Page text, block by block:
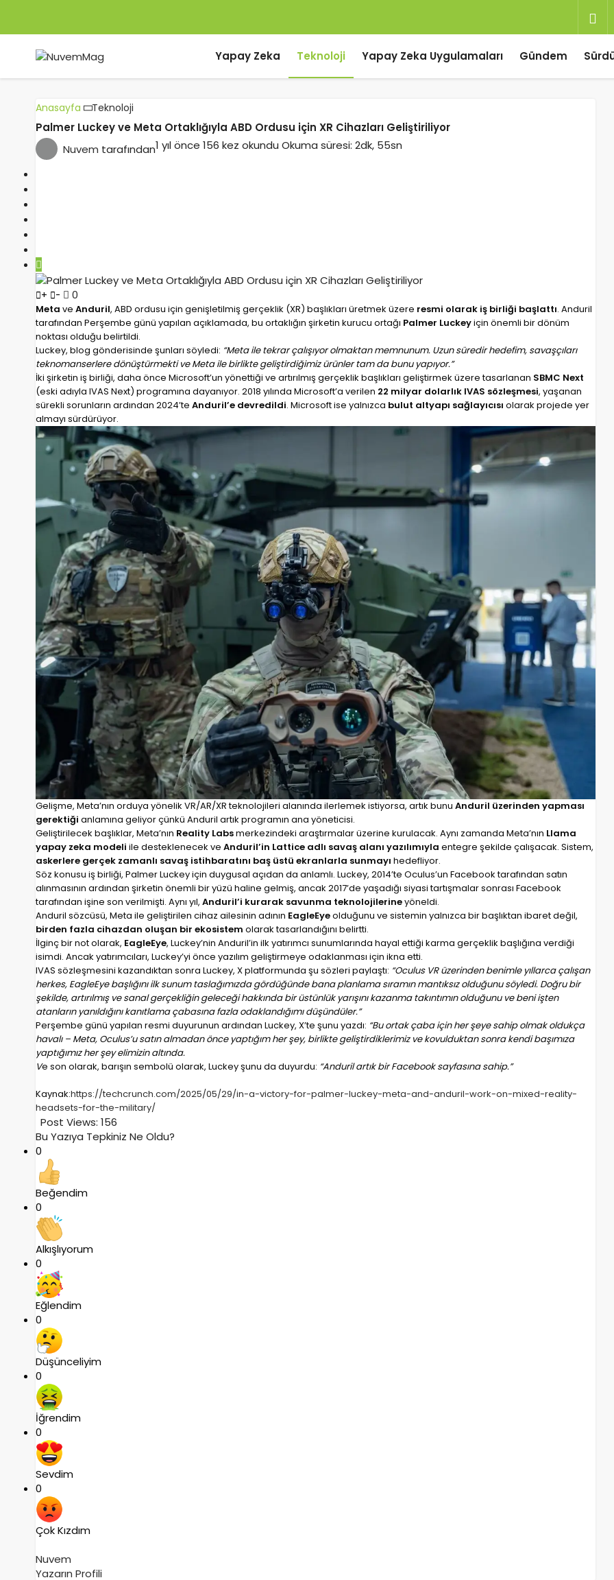
Yapay Zeka Teknoloji Yapay Zeka Uygulamaları Gündem
Anasayfa Teknoloji
Palmer Luckey ve Meta Ortaklığıyla ABD Ordusu için XR Cihazları Geliştiriliyor
Nuvem tarafından1 yıl önce 156 kez okundu Okuma süresi: 2dk, 55sn
+ - 0
Meta ve Anduril, ABD ordusu için genişletilmiş gerçeklik (XR) başlıkları üretmek üzere resmi olarak iş birliği başlattı. Anduril
tarafından Perşembe günü yapılan açıklamada, bu ortaklığın şirketin kurucu ortağı Palmer Luckeyiçin önemli bir dönüm
noktası olduğu belirtildi.
Luckey, blog gönderisinde şunları söyledi: “Meta ile tekrar çalışıyor olmaktan memnunum. Uzun süredir hedefim, savaşçıları
teknomanserlere dönüştürmekti ve Meta ile birlikte geliştirdiğimiz ürünler tam da bunu yapıyor.”
İki şirketin iş birliği, daha önce Microsoft’un yönettiği ve artırılmış gerçeklik başlıkları geliştirmek üzere tasarlanan SBMC Next
(eski adıyla IVAS Next) programına dayanıyor. 2018 yılında Microsoft’a verilen 22 milyar dolarlık IVAS sözleşmesi, yaşanan
sürekli sorunların ardından 2024’te Anduril’e devredildi. Microsoft ise yalnızca bulut altyapı sağlayıcısı olarak projede yer
almayı sürdürüyor.
Gelişme, Meta’nın orduya yönelik VR/AR/XR teknolojileri alanında ilerlemek istiyorsa, artık bunu Anduril üzerinden yapması
gerektiği anlamına geliyor çünkü Anduril artık programın ana yöneticisi.
Geliştirilecek başlıklar, Meta’nın Reality Labsmerkezindeki araştırmalar üzerine kurulacak. Aynı zamanda Meta’nın Llama
yapay zeka modeli ile desteklenecek ve Anduril’in Lattice adlı savaş alanı yazılımıyla entegre şekilde çalışacak. Sistem,
askerlere gerçek zamanlı savaş istihbaratını baş üstü ekranlarla sunmayı hedefliyor.
Söz konusu iş birliği, Palmer Luckey için duygusal açıdan da anlamlı. Luckey, 2014’te Oculus’un Facebook tarafından satın
alınmasının ardından şirketin önemli bir yüzü haline gelmiş, ancak 2017’de yaşadığı siyasi tartışmalar sonrası Facebook
tarafından işine son verilmişti. Aynı yıl, Anduril’i kurarak savunma teknolojilerineyöneldi.
Anduril sözcüsü, Meta ile geliştirilen cihaz ailesinin adının EagleEyeolduğunu ve sistemin yalnızca bir başlıktan ibaret değil,
birden fazla cihazdan oluşan bir ekosistem olarak tasarlandığını belirtti.
İlginç bir not olarak, EagleEye, Luckey’nin Anduril’in ilk yatırımcı sunumlarında hayal ettiği karma gerçeklik başlığına verdiği
isimdi. Ancak yatırımcıları, Luckey’yi önce yazılım geliştirmeye odaklanması için ikna etti.
IVAS sözleşmesini kazandıktan sonra Luckey, X platformunda şu sözleri paylaştı: “Oculus VR üzerinden benimle yıllarca çalışan
herkes, EagleEye başlığını ilk sunum taslağımızda gördüğünde bana planlama sıramın mantıksız olduğunu söyledi. Doğru bir
şekilde, artırılmış ve sanal gerçekliğin geleceği hakkında bir üstünlük yarışını kazanma takıntımın olduğunu ve beni işten
atanların yanıldığını kanıtlama çabasına fazla odaklandığımı düşündüler.”
Perşembe günü yapılan resmi duyurunun ardından Luckey, X’te şunu yazdı: “Bu ortak çaba için her şeye sahip olmak oldukça
havalı – Meta, Oculus’u satın almadan önce yaptığım her şey, birlikte geliştirdiklerimiz ve kovulduktan sonra kendi başımıza
yaptığımız her şey elimizin altında.
Ve son olarak, barışın sembolü olarak, Luckey şunu da duyurdu: “Anduril artık bir Facebook sayfasına sahip.”
Kaynak:https://techcrunch.com/2025/05/29/in-a-victory-for-palmer-luckey-meta-and-anduril-work-on-mixed-reality-
headsets-for-the-military/
Post Views: 156
Bu Yazıya Tepkiniz Ne Oldu?
0
Beğendim
0
Alkışlıyorum
0
Eğlendim
0
Düşünceliyim
0
İğrendim
0
Sevdim
0
Çok Kızdım
Nuvem
Yazarın Profili